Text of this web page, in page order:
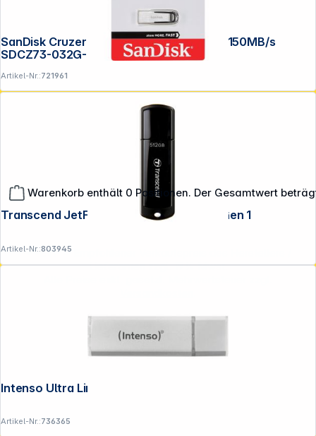
Warenkorb enthält 0 Positionen. Der Gesamtwert
SanDisk Cruzer Ultra Flair 32GB USB 3.0 150MB/s
SDCZ73-032G-G46
Artikel-Nr.:721961
Transcend JetFlash 700 512GB USB 3.1 Gen 1
Artikel-Nr.:803945
Artikel-Nr.:736365
**EVP = Empfohlener Verkaufspreis des Herstellers /
Lieferanten zzgl. 19% Mwst.